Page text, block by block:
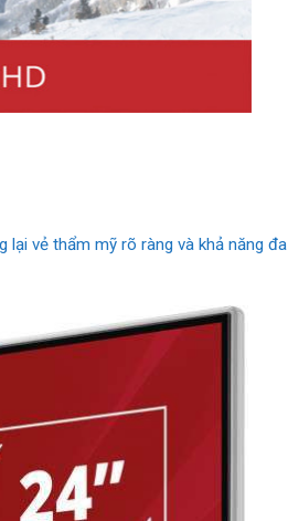
lại vẻ thẩm mỹ rõ ràng và khả năng đa